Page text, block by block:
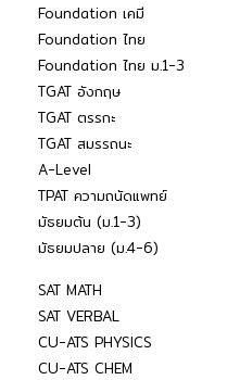
Foundation เคมี
Foundation ไทย
Foundation ไทย ม.1-3
TGAT อังกฤษ
TGAT ตรรกะ
TGAT สมรรถนะ
A-Level
TPAT ความถนัดแพทย์
มัธยมต้น (ม.1-3)
มัธยมปลาย (ม.4-6)
SAT MATH
SAT VERBAL
CU-ATS PHYSICS
CU-ATS CHEM